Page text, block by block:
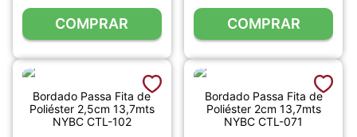
COMPRAR COMPRAR
Bordado Passa Fita de
Poliéster 2,5cm 13,7mts
NYBC CTL-102
Bordado Passa Fita de
Poliéster 2cm 13,7mts
NYBC CTL-071